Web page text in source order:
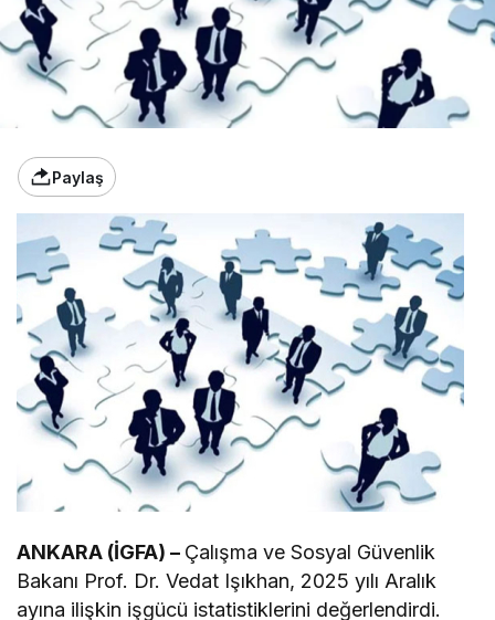
Paylaş
ANKARA (İGFA) – Çalışma ve Sosyal Güvenlik
Bakanı Prof. Dr. Vedat Işıkhan, 2025 yılı Aralık
ayına ilişkin işgücü istatistiklerini değerlendirdi.